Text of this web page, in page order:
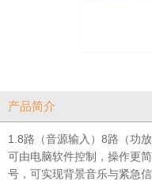
产品简介
1.8路（音源输入）8路（功
可由电脑软件控制，操作更
号，可实现背景音乐与紧急